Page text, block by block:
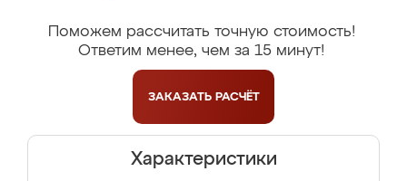
Поможем рассчитать точную стоимость!
Ответим менее, чем за 15 минут!
ЗАКАЗАТЬ РАСЧЁТ
Характеристики